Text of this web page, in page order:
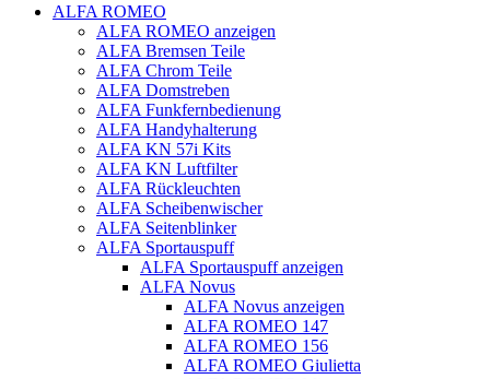
ALFA ROMEO
ALFA ROMEO anzeigen
ALFA Bremsen Teile
ALFA Chrom Teile
ALFA Domstreben
ALFA Funkfernbedienung
ALFA Handyhalterung
ALFA KN 57i Kits
ALFA KN Luftfilter
ALFA Rückleuchten
ALFA Scheibenwischer
ALFA Seitenblinker
ALFA Sportauspuff
ALFA Sportauspuff anzeigen
ALFA Novus
ALFA Novus anzeigen
ALFA ROMEO 147
ALFA ROMEO 156
ALFA ROMEO Giulietta